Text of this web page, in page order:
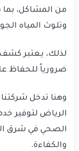
من المشاكل، بما
وتلوث المياه
لذلك، يعتبر
ضرورياً للحفاظ
وهنا تدخل
الرياض لتوفير
الصحي في شرق
والكفاءة.